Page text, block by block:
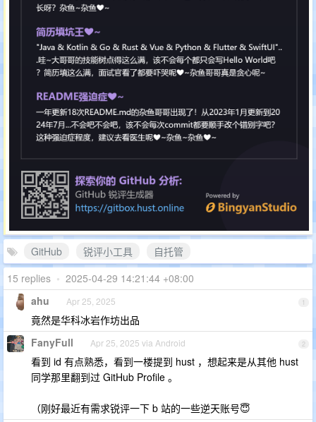
GitHub 锐评小工具
自托管
15 replies • 2025-04-29 14:21:44 +08:00
1
ahu Apr 25, 2025
竟然是华科冰岩作坊出品
2
FanyFull Apr 25, 2025 via Android
看到 id 有点熟悉，看到一楼提到 hust ，想起来是从其他 hust
同学那里翻到过 GitHub Profile 。
（刚好最近有需求锐评一下 b 站的一些逆天账号😇